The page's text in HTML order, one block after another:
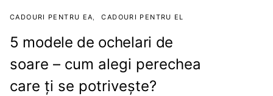
CADOURI PENTRU EA CADOURI PENTRU EL
5 modele de ochelari de
soare – cum alegi perechea
care ți se potrivește?